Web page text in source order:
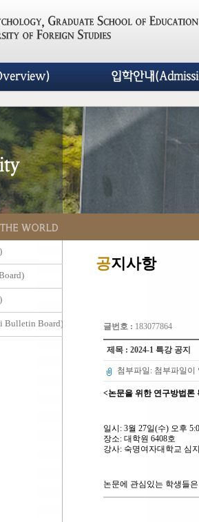
입학안내
Bulletin Board)
공지사항
글번호 : 183077864
제목 : 2024-1 특강 공지
첨부파일: 첨부파일이
<논문을 위한 연구방법론
일시: 3월 27일(수) 오후
장소: 대학원 6408호
강사: 숙명여자대학교 심
논문에 관심있는 학생들